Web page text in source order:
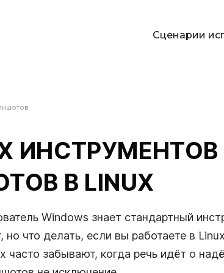
Сценарии
ИНСТРУМЕНТОВ
В LINUX
Windows знает стандартный
но что делать, если вы работаете в
часто забывают, когда речь идёт о